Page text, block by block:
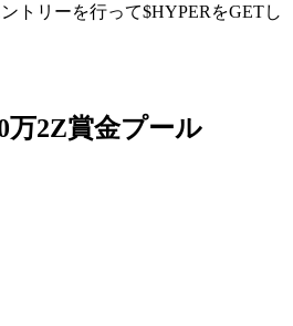
トリーを行って$HYPERをGETし
万2Z賞金プール